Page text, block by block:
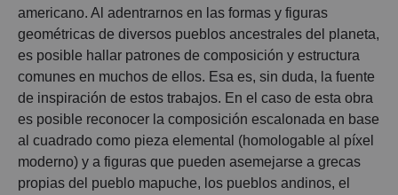
americano. Al adentrarnos en las formas y figuras
geométricas de diversos pueblos ancestrales del planeta,
es posible hallar patrones de composición y estructura
comunes en muchos de ellos. Esa es, sin duda, la fuente
de inspiración de estos trabajos. En el caso de esta obra
es posible reconocer la composición escalonada en base
al cuadrado como pieza elemental (homologable al píxel
moderno) y a figuras que pueden asemejarse a grecas
propias del pueblo mapuche, los pueblos andinos, el